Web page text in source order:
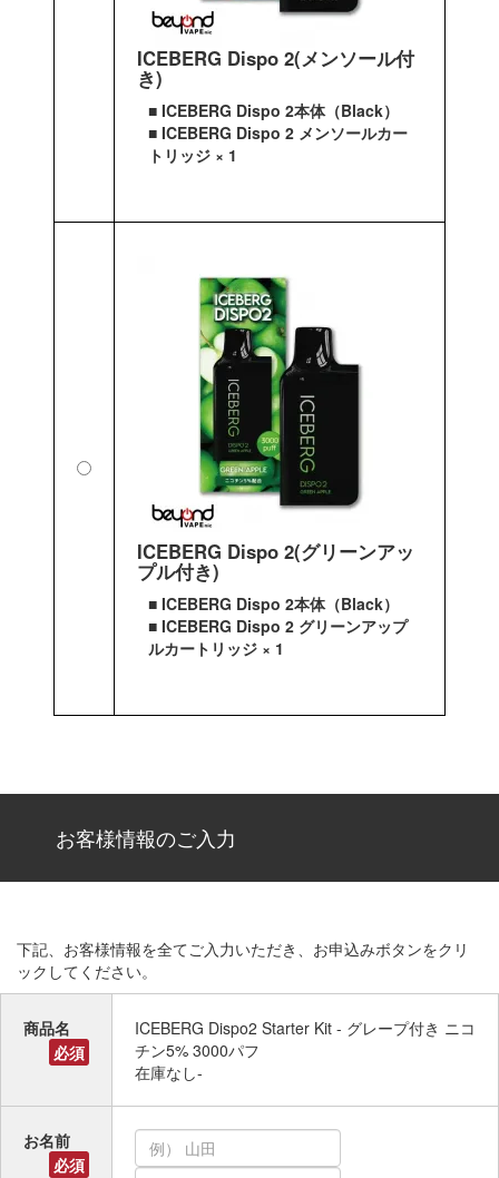
ICEBERG Dispo 2(メンソール付
き)
■ ICEBERG Dispo 2本体（Black）
■ ICEBERG Dispo 2 メンソールカー
トリッジ × 1
ICEBERG Dispo 2(グリーンアッ
プル付き)
■ ICEBERG Dispo 2本体（Black）
■ ICEBERG Dispo 2 グリーンアップ
ルカートリッジ × 1
お客様情報のご入力
下記、お客様情報を全てご入力いただき、お申込みボタンをクリ
ックしてください。
商品名
必須
ICEBERG Dispo2 Starter Kit - グレープ付き ニコ
チン5% 3000パフ
在庫なし-
お名前
必須